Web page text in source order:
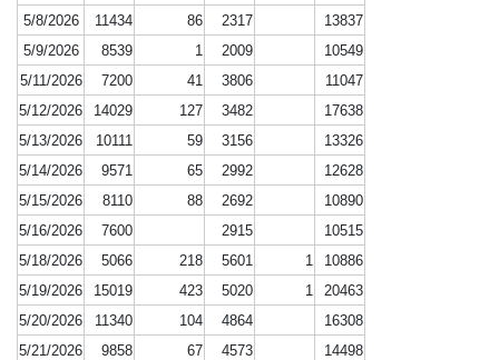
5/8/2026
11434 86 2317
13837
5/9/2026
8539 1 2009
10549
5/11/2026
7200 41 3806
11047
5/12/2026
14029 127 3482
17638
5/13/2026
10111 59 3156
13326
5/14/2026
9571 65 2992
12628
5/15/2026
8110 88 2692
10890
5/16/2026
7600 2915
10515
5/18/2026
5066 218 5601 1
10886
5/19/2026
15019 423 5020 1
20463
5/20/2026
11340 104 4864
16308
5/21/2026
9858 67 4573
14498